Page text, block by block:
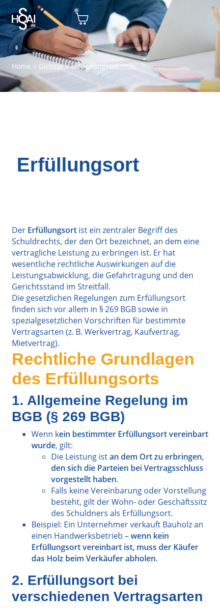
Home > Glossar>erfuellungsort
Erfüllungsort
Der Erfüllungsort ist ein zentraler Begriff des
Schuldrechts, der den Ort bezeichnet, an dem eine
vertragliche Leistung zu erbringen ist. Er hat
wesentliche rechtliche Auswirkungen auf die
Leistungsabwicklung, die Gefahrtragung und den
Gerichtsstand im Streitfall.
Die gesetzlichen Regelungen zum Erfüllungsort
finden sich vor allem in § 269 BGB sowie in
spezialgesetzlichen Vorschriften für bestimmte
Vertragsarten (z. B. Werkvertrag, Kaufvertrag,
Mietvertrag).
Rechtliche Grundlagen
des Erfüllungsorts
1. Allgemeine Regelung im
BGB (§ 269 BGB)
Wenn kein bestimmter Erfüllungsort vereinbart
wurde, gilt:
Die Leistung istan dem Ort zu erbringen,
den sich die Parteien bei Vertragsschluss
vorgestellt haben.
Falls keine Vereinbarung oder Vorstellung
besteht, gilt der Wohn- oder Geschäftssitz
des Schuldners als Erfüllungsort.
Beispiel: Ein Unternehmer verkauft Bauholz an
einen Handwerksbetrieb –wenn kein
Erfüllungsort vereinbart ist, muss der Käufer
das Holz beim Verkäufer abholen.
2. Erfüllungsort bei
verschiedenen Vertragsarten